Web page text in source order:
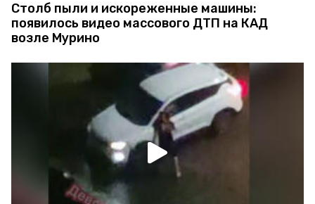
Столб пыли и искореженные машины:
появилось видео массового ДТП на КАД
возле Мурино